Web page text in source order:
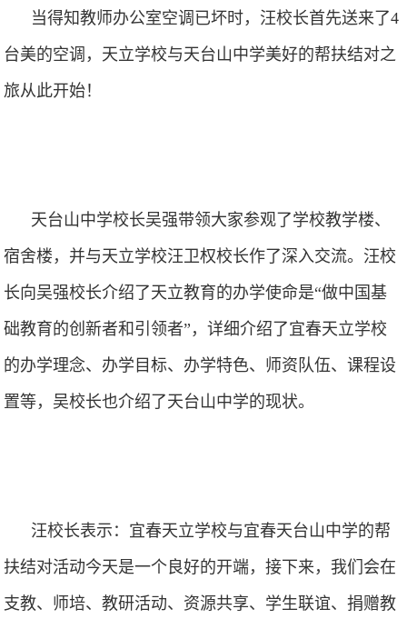
当得知教师办公室空调已坏时，汪校长首先送来了4
台美的空调，天立学校与天台山中学美好的帮扶结对之
旅从此开始！
天台山中学校长吴强带领大家参观了学校教学楼、
宿舍楼，并与天立学校汪卫权校长作了深入交流。汪校
长向吴强校长介绍了天立教育的办学使命是“做中国基
础教育的创新者和引领者”，详细介绍了宜春天立学校
的办学理念、办学目标、办学特色、师资队伍、课程设
置等，吴校长也介绍了天台山中学的现状。
汪校长表示：宜春天立学校与宜春天台山中学的帮
扶结对活动今天是一个良好的开端，接下来，我们会在
支教、师培、教研活动、资源共享、学生联谊、捐赠教